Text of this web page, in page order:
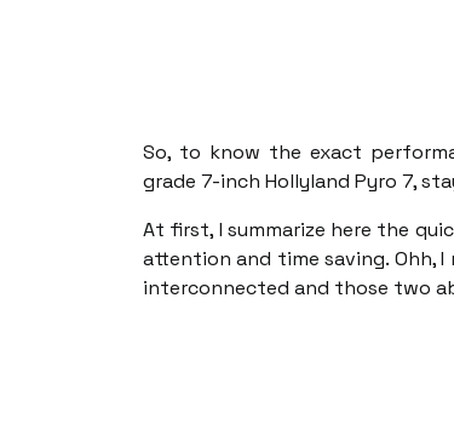
So, to know the exact
grade 7-inch Hollyland Pyro 7,
At first, I summarize here the
attention and time saving. Ohh, I
interconnected and those two